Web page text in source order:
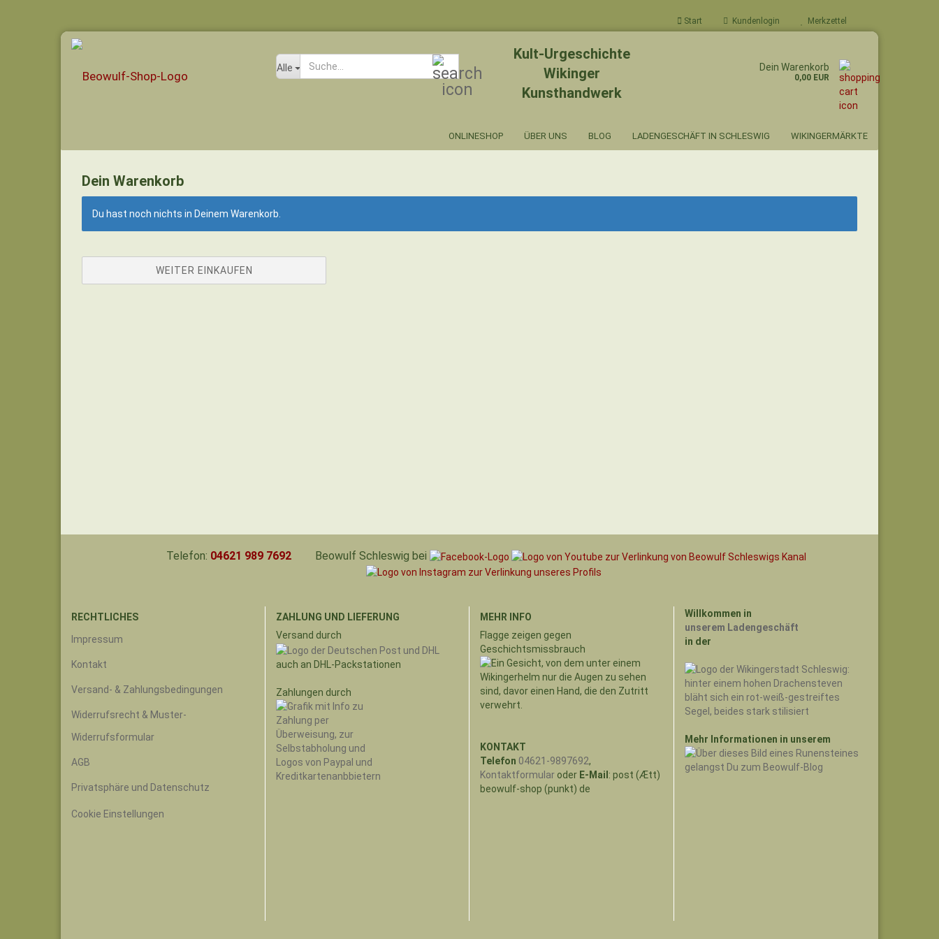
Start Kundenlogin Merkzettel
Alle
Kult-Urgeschichte
Wikinger
Kunsthandwerk
Dein Warenkorb
0,00 EUR
ONLINESHOP ÜBER UNS BLOG LADENGESCHÄFT IN SCHLESWIG WIKINGERMÄRKTE
Dein Warenkorb
Du hast noch nichts in Deinem Warenkorb.
WEITER EINKAUFEN
Telefon: 04621 989 7692 Beowulf Schleswig bei
RECHTLICHES
Impressum
Kontakt
Versand- & Zahlungsbedingungen
Widerrufsrecht & Muster-
Widerrufsformular
AGB
Privatsphäre und Datenschutz
Cookie Einstellungen
ZAHLUNG UND LIEFERUNG
Versand durch
auch an DHL-Packstationen
Zahlungen durch
MEHR INFO
Flagge zeigen gegen
Geschichtsmissbrauch
KONTAKT
Telefon 04621-9897692,
Kontaktformular oder E-Mail : post (Ætt)
beowulf-shop (punkt) de
Willkommen in
unserem Ladengeschäft
in der
Mehr Informationen in unserem